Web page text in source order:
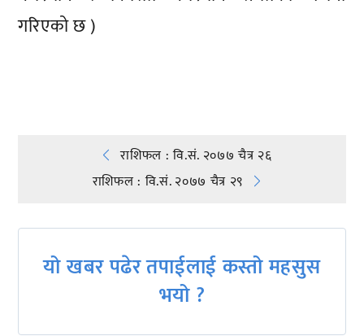
गरिएको छ )
Post
navigation
राशिफल : वि.सं. २०७७ चैत्र २६
राशिफल : वि.सं. २०७७ चैत्र २९
यो खबर पढेर तपाईलाई कस्तो महसुस
भयो ?